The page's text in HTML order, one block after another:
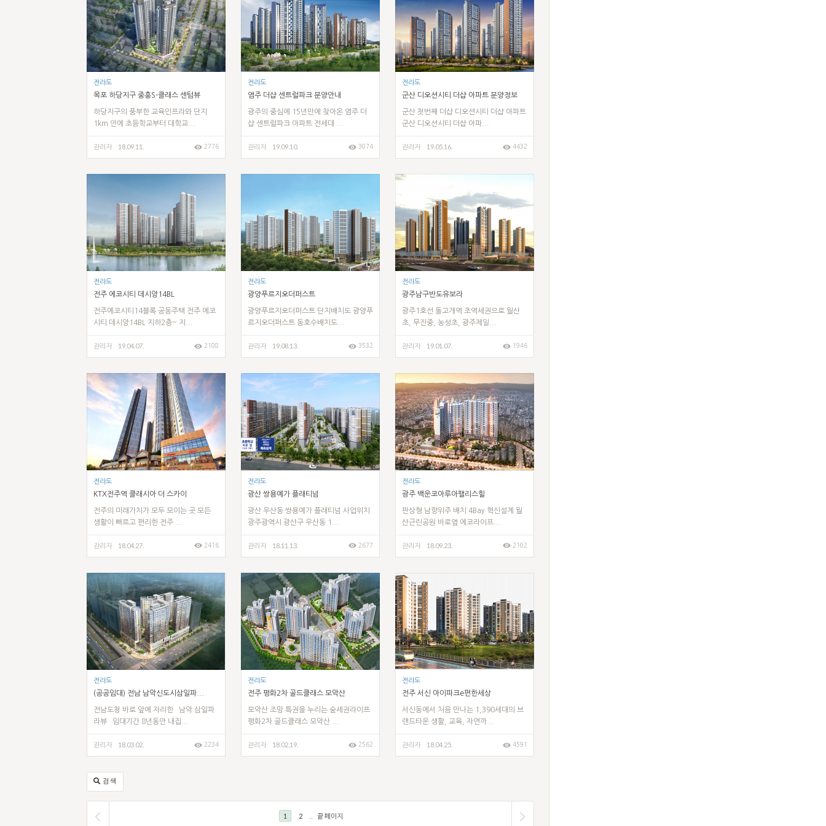
전라도
목포 하당지구 중흥S-클래스 센텀뷰
하당지구의 풍부한 교육인프라와 단지
1km 안에 초등학교부터 대학교...
관리자 18.09.11. 2776
전라도
염주 더샵 센트럴파크 분양안내
광주의 중심에 15년만에 찾아온 염주 더
샵 센트럴파크 아파트 전세대 ...
관리자 19.09.10. 3074
전라도
군산 디오션시티 더샵 아파트 분양정보
군산 첫번째 더샵 디오션시티 더샵 아파트
군산 디오션시티 더샵 아파...
관리자 19.05.16. 4432
전라도
전주 에코시티 데시앙14BL
전주에코시티14블록 공동주택 전주 에코
시티 데시앙14BL 지하2층~ 지...
관리자 19.04.07. 2108
전라도
광양푸르지오더퍼스트
광양푸르지오더퍼스트 단지배치도 광양푸
르지오더퍼스트 동호수배치도...
관리자 19.08.13. 3532
전라도
광주남구반도유보라
​광주1호선 돌고개역 초역세권으로 월산
초, 무진중, 농성초, 광주제일...
관리자 19.01.07. 1946
전라도
KTX전주역 클래시아 더 스카이
전주의 미래가치가 모두 모이는 곳 모든
생활이 빠르고 편리한 전주 ...
관리자 18.04.27. 2416
전라도
광산 쌍용예가 플래티넘
광산 우산동 쌍용예가 플래티넘 사업위치
광주광역시 광산구 우산동 1...
관리자 18.11.13. 2677
전라도
광주 백운코아루아팰리스힐
판상형 남향위주 배치 4Bay 혁신설계 월
산근린공원 바로옆 에코라이프...
관리자 18.09.23. 2102
전라도
(공공임대) 전남 남악신도시삼일파...
전남도청 바로 앞에 자리한 `남악 삼일파
라뷰` 임대기간 8년동안 내집...
관리자 18.03.02. 2234
전라도
전주 평화2차 골드클래스 모악산
모악산 조망 특권을 누리는 숲세권라이프
평화2차 골드클래스 모악산 ...
관리자 18.02.19. 2562
전라도
전주 서신 아이파크e편한세상
서신동에서 처음 만나는 1,390세대의 브
랜드타운 생활, 교육, 자연까...
관리자 18.04.25. 4591
검색
1 2 끝 페이지